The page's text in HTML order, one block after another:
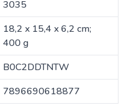
‎3035
‎18,2 x 15,4 x 6,2 cm;
400 g
‎B0C2DDTNTW
‎7896690618877